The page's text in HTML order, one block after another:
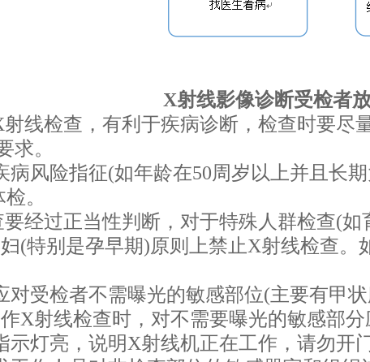
X射线影像诊断受检者
线检查，有利于疾病诊断，检查时要
求。
病风险指征(如年龄在50周岁以上并且长
。
经过正当性判断，对于特殊人群检查(如
(特别是孕早期)原则上禁止X射线检查
对受检者不需曝光的敏感部位(主要有甲
X射线检查时，对不需要曝光的敏感部分
示灯亮，说明X射线机正在工作，请勿开